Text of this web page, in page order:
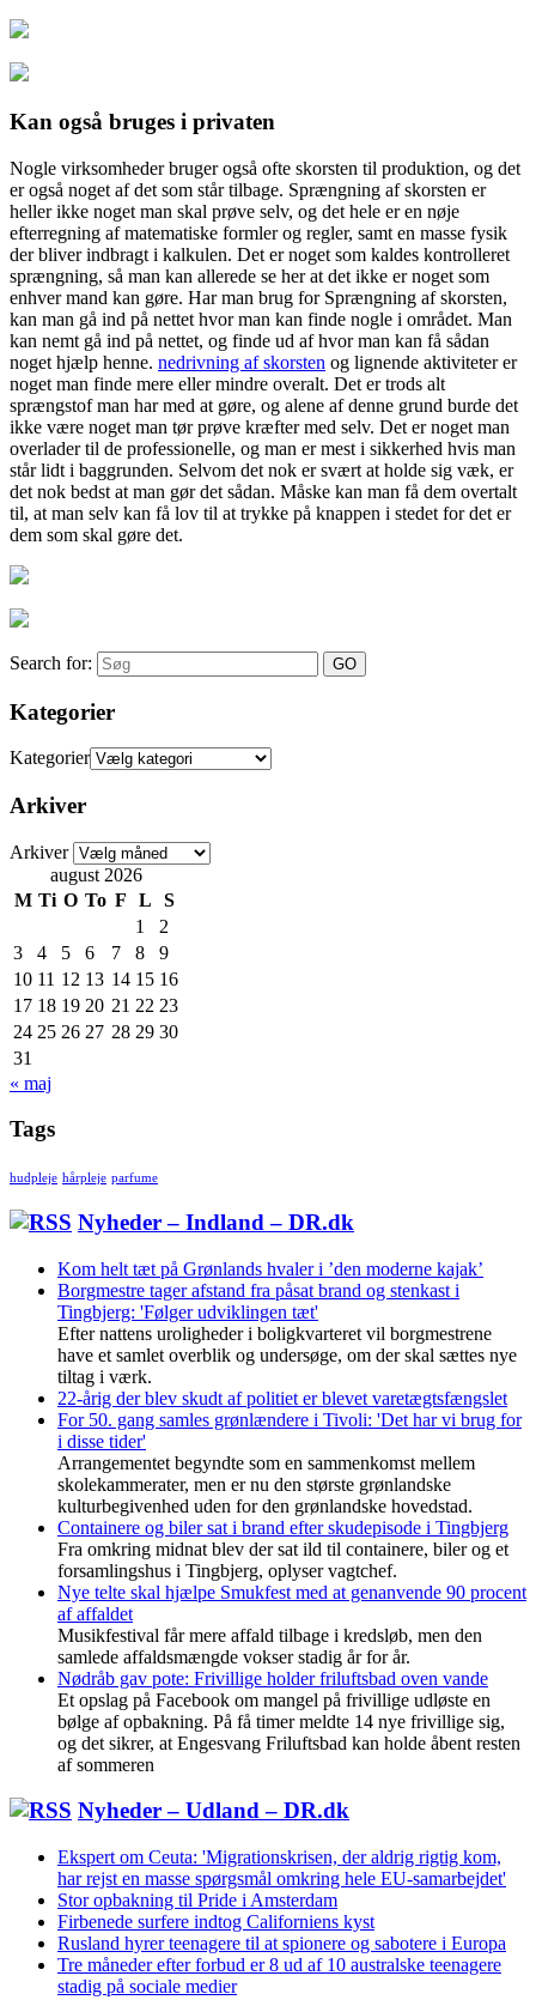
Kan også bruges i privaten
Nogle virksomheder bruger også ofte skorsten til produktion, og det
er også noget af det som står tilbage. Sprængning af skorsten er
heller ikke noget man skal prøve selv, og det hele er en nøje
efterregning af matematiske formler og regler, samt en masse fysik
der bliver indbragt i kalkulen. Det er noget som kaldes kontrolleret
sprængning, så man kan allerede se her at det ikke er noget som
enhver mand kan gøre. Har man brug for Sprængning af skorsten,
kan man gå ind på nettet hvor man kan finde nogle i området. Man
kan nemt gå ind på nettet, og finde ud af hvor man kan få sådan
noget hjælp henne. nedrivning af skorsten og lignende aktiviteter er
noget man finde mere eller mindre overalt. Det er trods alt
sprængstof man har med at gøre, og alene af denne grund burde det
ikke være noget man tør prøve kræfter med selv. Det er noget man
overlader til de professionelle, og man er mest i sikkerhed hvis man
står lidt i baggrunden. Selvom det nok er svært at holde sig væk, er
det nok bedst at man gør det sådan. Måske kan man få dem overtalt
til, at man selv kan få lov til at trykke på knappen i stedet for det er
dem som skal gøre det.
Search for:
Kategorier
Kategorier
Arkiver
Arkiver
august 2026
M Ti O To F L
S
1
2
3
4 5 6 7 8
9
10 11 12 13 14 15 16
17 18 19 20 21 22 23
24 25 26 27 28 29 30
31
« maj
Tags
hudpleje hårpleje parfume
Nyheder – Indland – DR.dk
Kom helt tæt på Grønlands hvaler i ’den moderne kajak’
Borgmestre tager afstand fra påsat brand og stenkast i
Tingbjerg: 'Følger udviklingen tæt'
Efter nattens uroligheder i boligkvarteret vil borgmestrene
have et samlet overblik og undersøge, om der skal sættes nye
tiltag i værk.
22-årig der blev skudt af politiet er blevet varetægtsfængslet
For 50. gang samles grønlændere i Tivoli: 'Det har vi brug for
i disse tider'
Arrangementet begyndte som en sammenkomst mellem
skolekammerater, men er nu den største grønlandske
kulturbegivenhed uden for den grønlandske hovedstad.
Containere og biler sat i brand efter skudepisode i Tingbjerg
Fra omkring midnat blev der sat ild til containere, biler og et
forsamlingshus i Tingbjerg, oplyser vagtchef.
Nye telte skal hjælpe Smukfest med at genanvende 90 procent
af affaldet
Musikfestival får mere affald tilbage i kredsløb, men den
samlede affaldsmængde vokser stadig år for år.
Nødråb gav pote: Frivillige holder friluftsbad oven vande
Et opslag på Facebook om mangel på frivillige udløste en
bølge af opbakning. På få timer meldte 14 nye frivillige sig,
og det sikrer, at Engesvang Friluftsbad kan holde åbent resten
af sommeren
Nyheder – Udland – DR.dk
Ekspert om Ceuta: 'Migrationskrisen, der aldrig rigtig kom,
har rejst en masse spørgsmål omkring hele EU-samarbejdet'
Stor opbakning til Pride i Amsterdam
Firbenede surfere indtog Californiens kyst
Rusland hyrer teenagere til at spionere og sabotere i Europa
Tre måneder efter forbud er 8 ud af 10 australske teenagere
stadig på sociale medier